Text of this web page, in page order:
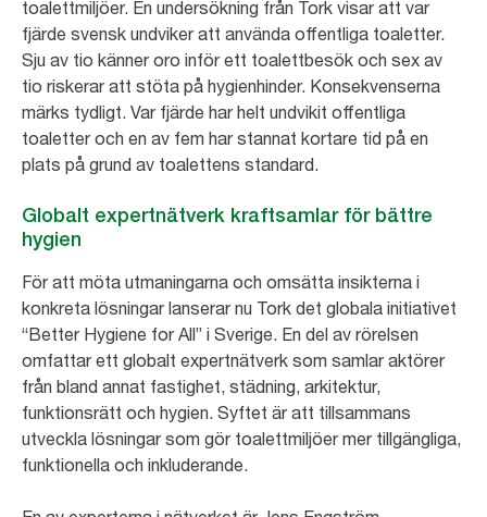
toalettmiljöer. En undersökning från Tork visar att var
fjärde svensk undviker att använda offentliga toaletter.
Sju av tio känner oro inför ett toalettbesök och sex av
tio riskerar att stöta på hygienhinder. Konsekvenserna
märks tydligt. Var fjärde har helt undvikit offentliga
toaletter och en av fem har stannat kortare tid på en
plats på grund av toalettens standard.
Globalt expertnätverk kraftsamlar för bättre
hygien
För att möta utmaningarna och omsätta insikterna i
konkreta lösningar lanserar nu Tork det globala initiativet
“Better Hygiene for All” i Sverige. En del av rörelsen
omfattar ett globalt expertnätverk som samlar aktörer
från bland annat fastighet, städning, arkitektur,
funktionsrätt och hygien. Syftet är att tillsammans
utveckla lösningar som gör toalettmiljöer mer tillgängliga,
funktionella och inkluderande.